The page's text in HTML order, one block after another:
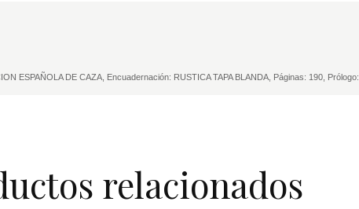
ESPAÑOLA DE CAZA, Encuadernación: RUSTICA TAPA BLANDA, Páginas: 190, Prólogo:
relacionados